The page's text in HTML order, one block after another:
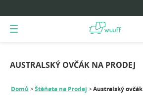
AUSTRALSKÝ OVČÁK NA PRODEJ
Domů Štěňata na Prodej Australský ovčák